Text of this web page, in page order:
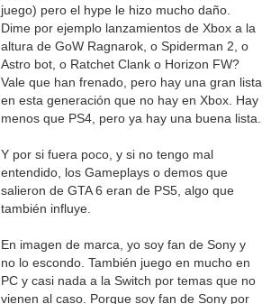
juego) pero el hype le hizo mucho daño.
Dime por ejemplo lanzamientos de Xbox a la
altura de GoW Ragnarok, o Spiderman 2, o
Astro bot, o Ratchet Clank o Horizon FW?
Vale que han frenado, pero hay una gran lista
en esta generación que no hay en Xbox. Hay
menos que PS4, pero ya hay una buena lista.
Y por si fuera poco, y si no tengo mal
entendido, los Gameplays o demos que
salieron de GTA 6 eran de PS5, algo que
también influye.
En imagen de marca, yo soy fan de Sony y
no lo escondo. También juego en mucho en
PC y casi nada a la Switch por temas que no
vienen al caso. Porque soy fan de Sony por